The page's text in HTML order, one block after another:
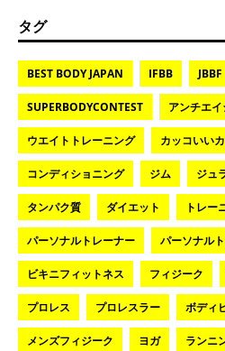
タグ
BEST BODY JAPAN IFBB JBBF
SUPERBODYCONTEST アンチエ
ウエイトトレーニング カッコいい
コンディショニング ジム ジュ
タンパク質 ダイエット トレー
パーソナルトレーナー パーソナル
ビキニフィットネス フィジーク
プロレス プロレスラー ボディ
メンズフィジーク ヨガ ランニ